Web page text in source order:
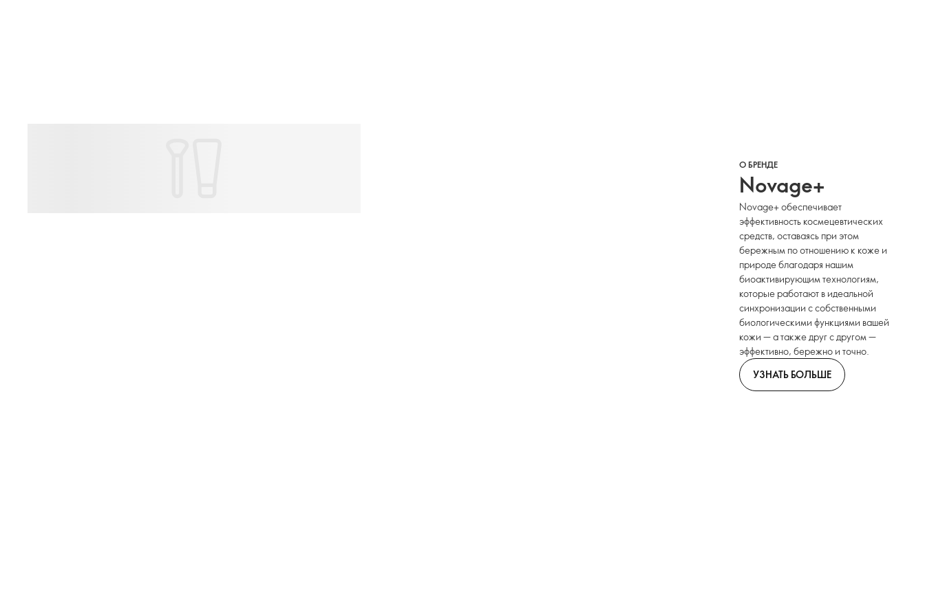
О БРЕНДЕ
Novage+
Novage+ обеспечивает
эффективность космецевтических
средств, оставаясь при этом
бережным по отношению к коже и
природе благодаря нашим
биоактивирующим технологиям,
которые работают в идеальной
синхронизации с собственными
биологическими функциями вашей
кожи — а также друг с другом —
эффективно, бережно и точно.
УЗНАТЬ БОЛЬШЕ